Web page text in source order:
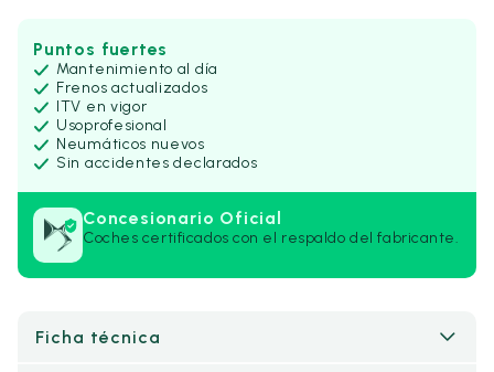
Puntos fuertes
Mantenimiento al día
Frenos actualizados
ITV en vigor
Usoprofesional
Neumáticos nuevos
Sin accidentes declarados
Concesionario Oficial
Coches certificados con el respaldo del fabricante.
Ficha técnica